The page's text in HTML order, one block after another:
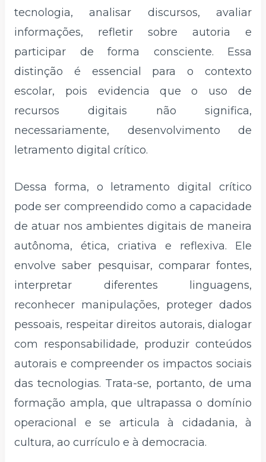
tecnologia, analisar discursos, avaliar
informações, refletir sobre autoria e
participar de forma consciente. Essa
distinção é essencial para o contexto
escolar, pois evidencia que o uso de
recursos digitais não significa,
necessariamente, desenvolvimento de
letramento digital crítico.
Dessa forma, o letramento digital crítico
pode ser compreendido como a capacidade
de atuar nos ambientes digitais de maneira
autônoma, ética, criativa e reflexiva. Ele
envolve saber pesquisar, comparar fontes,
interpretar diferentes linguagens,
reconhecer manipulações, proteger dados
pessoais, respeitar direitos autorais, dialogar
com responsabilidade, produzir conteúdos
autorais e compreender os impactos sociais
das tecnologias. Trata-se, portanto, de uma
formação ampla, que ultrapassa o domínio
operacional e se articula à cidadania, à
cultura, ao currículo e à democracia.